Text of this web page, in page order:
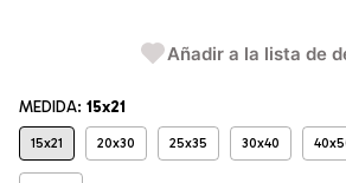
Añadir a la lista de
MEDIDA: 15x21
15x21 20x30 25x35 30x40